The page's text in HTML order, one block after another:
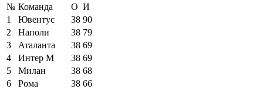
№ Команда О И
1
Ювентус 38 90
2
Наполи 38 79
3
Аталанта 38 69
4
Интер М 38 69
5
Милан 38 68
6
Рома 38 66